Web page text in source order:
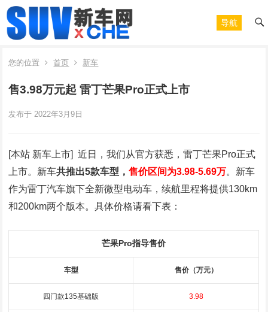
导航
您的位置 首页 新车
售3.98万元起 雷丁芒果Pro正式上市
发布于 2022年3月9日
[本站 新车上市] 近日，我们从官方获悉，雷丁芒果Pro正式
上市。新车共推出5款车型，售价区间为3.98-5.69万。新车
作为雷丁汽车旗下全新微型电动车，续航里程将提供130km
和200km两个版本。具体价格请看下表：
芒果Pro指导售价
车型 售价（万元）
四门款135基础版 3.98